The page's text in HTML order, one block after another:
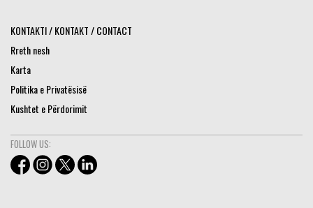
KONTAKTI / KONTAKT / CONTACT
Rreth nesh
Karta
Politika e Privatësisë
Kushtet e Përdorimit
FOLLOW US: